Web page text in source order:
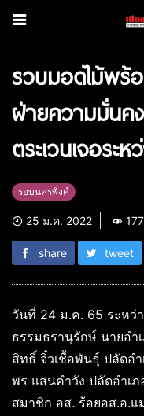
รวบมอดไม้พร้
ฝ่ายความมั่นค
ตระเวนเจอระห
รอบนครพิงค์
25 ม.ค. 2022
share tweet
วันที่ 24 ม.ค. 65 ระหว่
ธรรมธรานุรักษ์ นายอ
สิทธิ์ จิ๋วเชื้อพันธุ์ ปลัดอ
พร แสนคำวัง ปลัดอำเ
สมาชิก อส. ร้อยอส.อ.แ